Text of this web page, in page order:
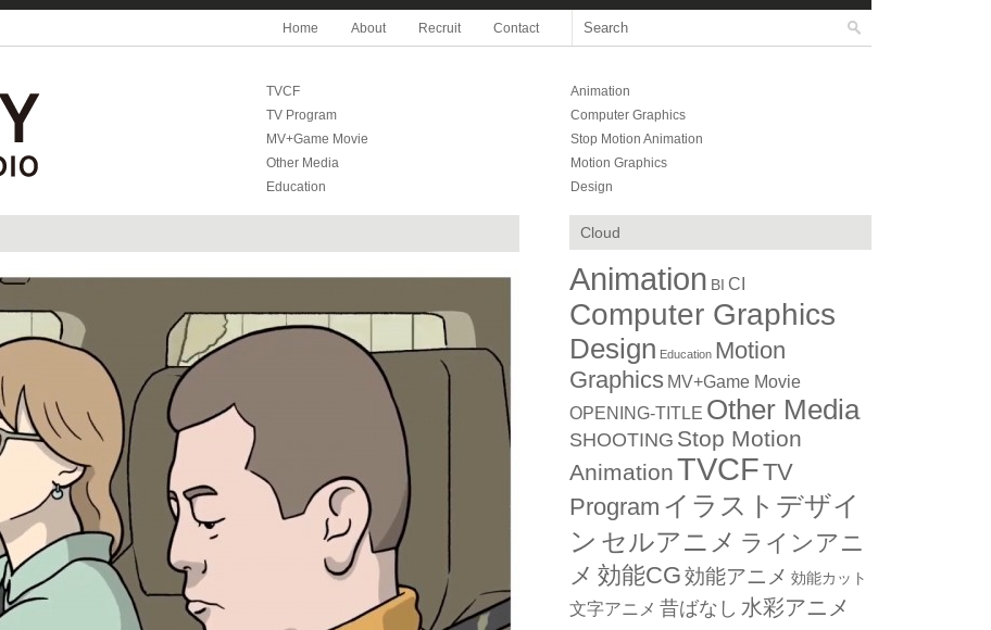
Home About Recruit Contact
TVCF
Animation
TV Program
Computer Graphics
MV+Game Movie
Stop Motion Animation
Other Media
Motion Graphics
Education
Design
Cloud
Animation BI CI
Computer Graphics
Design Education Motion
Graphics MV+Game Movie
OPENING-TITLE Other Media
SHOOTING Stop Motion
AnimationTVCFTV
Program イラストデザイ
ン セルアニメ ラインアニ
メ 効能CG効能アニメ 効能カット
文字アニメ 昔ばなし 水彩アニメ